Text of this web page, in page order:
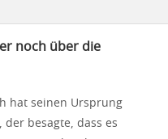
noch über die
hat seinen Ursprung
besagte, dass es